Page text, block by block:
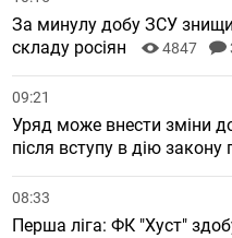
За минулу добу ЗСУ
складу росіян
4847
09:21
Уряд може внести зміни
після вступу в дію закону
08:33
Перша ліга: ФК "Хуст"